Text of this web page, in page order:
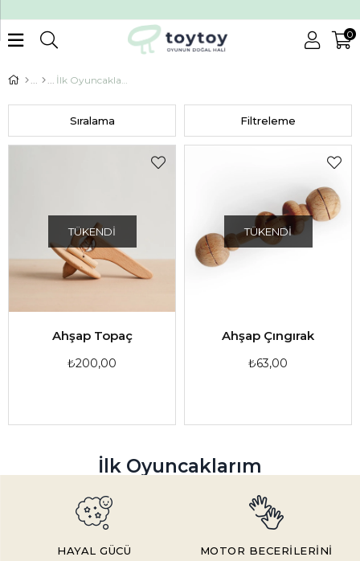
0
İlk Oyuncaklarım
Filtreleme
Sıralama
TÜKENDI
Ahşap Topaç
₺200,00
TÜKENDI
Ahşap Çıngırak
₺63,00
İlk Oyuncaklarım
HAYAL GÜCÜ
MOTOR BECERİLERİNİ